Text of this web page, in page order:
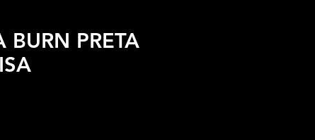
BURN PRETA